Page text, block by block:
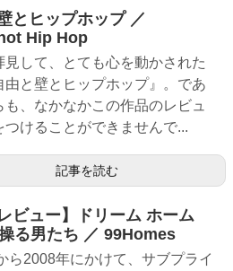
とヒップホップ ／
Hip Hop
見して、とても心を動かされた
由と壁とヒップホップ』。であ
も、なかなかこの作品のレビュ
つけることができませんで...
記事を読む
レビュー】ドリーム ホーム
る男たち ／ 99Homes
ら2008年にかけて、サブプライ